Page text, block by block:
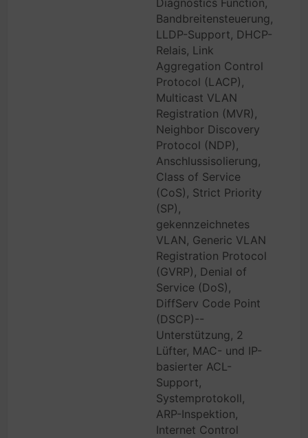
Diagnostics Function,
Bandbreitensteuerung,
LLDP-Support, DHCP-
Relais, Link
Aggregation Control
Protocol (LACP),
Multicast VLAN
Registration (MVR),
Neighbor Discovery
Protocol (NDP),
Anschlussisolierung,
Class of Service
(CoS), Strict Priority
(SP),
gekennzeichnetes
VLAN, Generic VLAN
Registration Protocol
(GVRP), Denial of
Service (DoS),
DiffServ Code Point
(DSCP)--
Unterstützung, 2
Lüfter, MAC- und IP-
basierter ACL-
Support,
Systemprotokoll,
ARP-Inspektion,
Internet Control